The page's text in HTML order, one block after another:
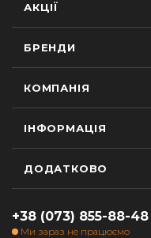
АКЦІЇ
БРЕНДИ
КОМПАНІЯ
ІНФОРМАЦІЯ
ДОДАТКОВО
+38 (073) 855-88-48
Ми зараз не працюємо